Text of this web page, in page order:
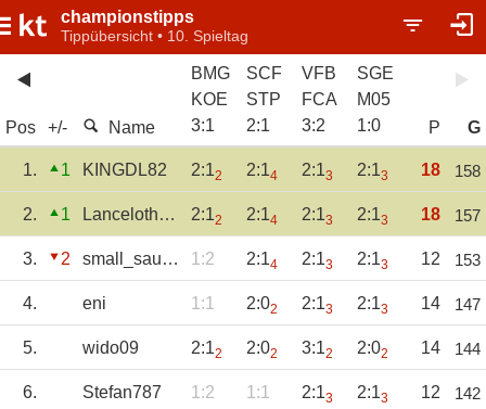
championstipps
Tippübersicht • 10. Spieltag
Pos +/- Name
BMG
KOE
3:1
SCF
STP
2:1
VFB
FCA
3:2
SGE
M05
1:0 P G
1. 1 KINGDL82 2:12 2:14 2:13 2:13 18 158
2. 1 Lanceloth1973 2:12 2:14 2:13 2:13 18 157
3. 2 small_sausage 1:2 2:14 2:13 2:13 12 153
4. eni 1:1 2:02 2:13 2:13 14 147
5. wido09 2:12 2:02 3:12 2:02 14 144
6. Stefan787 1:2 1:1 2:13 2:13 12 142